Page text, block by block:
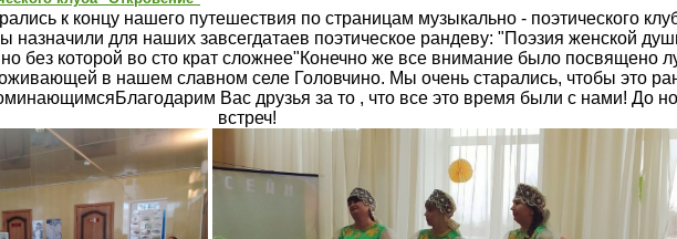
к концу нашего путешествия по страницам музыкально - поэтического
назначили для наших завсегдатаев поэтическое рандеву: "Поэзия женской
без которой во сто крат сложнее"Конечно же все внимание было посвящено
в нашем славном селе Головчино. Мы очень старались, чтобы это
Вас друзья за то , что все это время были с нами! До
встреч!